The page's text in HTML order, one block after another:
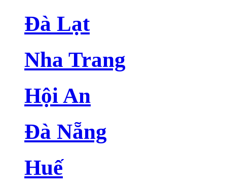
Đà Lạt
Nha Trang
Hội An
Đà Nẵng
Huế